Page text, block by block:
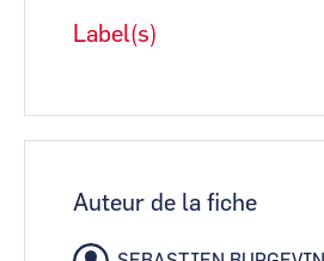
Label(s)
Auteur de la fiche